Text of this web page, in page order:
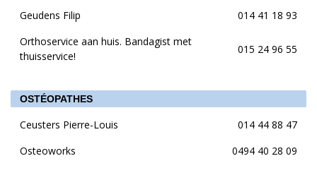
Geudens Filip
014 41 18 93
Orthoservice aan huis. Bandagist met
thuisservice!
015 24 96 55
OSTÉOPATHES
Ceusters Pierre-Louis
014 44 88 47
Osteoworks
0494 40 28 09